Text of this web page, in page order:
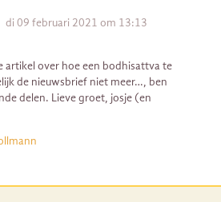
di 09 februari 2021 om 13:13
artikel over hoe een bodhisattva te
de nieuwsbrief niet meer…, ben
delen. Lieve groet, josje (en